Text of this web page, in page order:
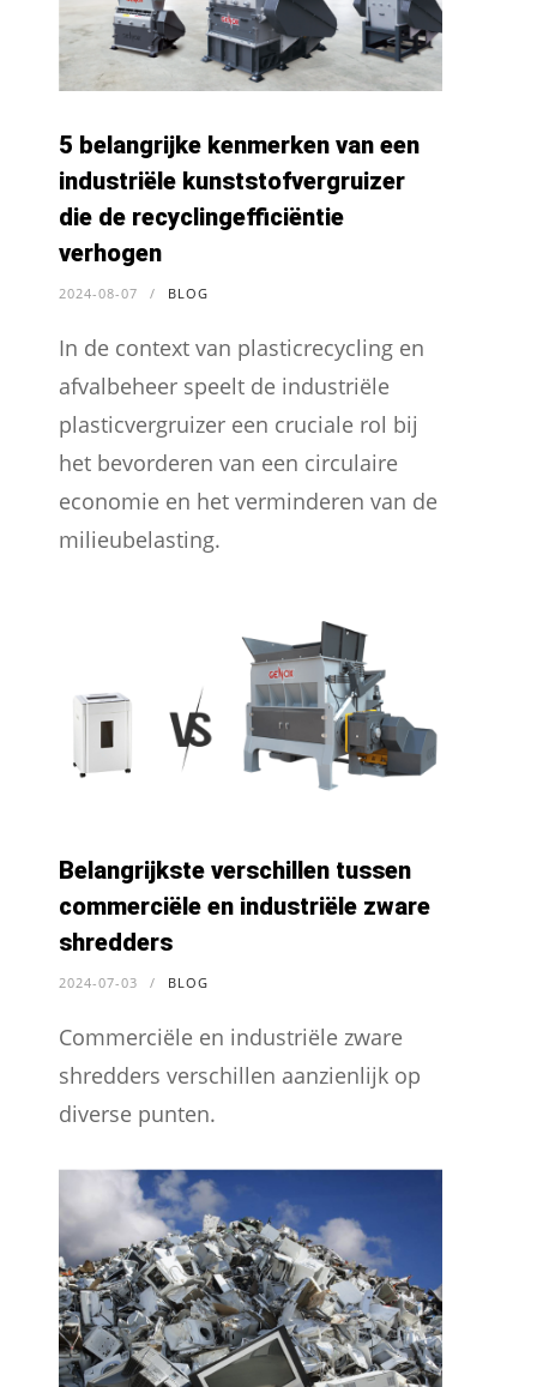
5 belangrijke kenmerken van een
industriële kunststofvergruizer
die de recyclingefficiëntie
verhogen
2024-08-07 / BLOG
In de context van plasticrecycling en
afvalbeheer speelt de industriële
plasticvergruizer een cruciale rol bij
het bevorderen van een circulaire
economie en het verminderen van de
milieubelasting.
Belangrijkste verschillen tussen
commerciële en industriële zware
shredders
2024-07-03 / BLOG
Commerciële en industriële zware
shredders verschillen aanzienlijk op
diverse punten.